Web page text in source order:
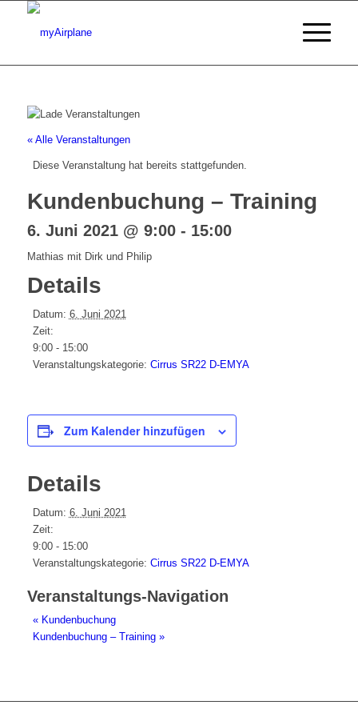
« Alle Veranstaltungen
Diese Veranstaltung hat bereits stattgefunden.
Kundenbuchung – Training
6. Juni 2021 @ 9:00- 15:00
Mathias mit Dirk und Philip
Details
Datum: 6. Juni 2021
Zeit:
9:00 - 15:00
Veranstaltungskategorie: Cirrus SR22 D-EMYA
Zum Kalender hinzufügen
Details
Datum: 6. Juni 2021
Zeit:
9:00 - 15:00
Veranstaltungskategorie: Cirrus SR22 D-EMYA
Veranstaltungs-Navigation
«Kundenbuchung
Kundenbuchung – Training »